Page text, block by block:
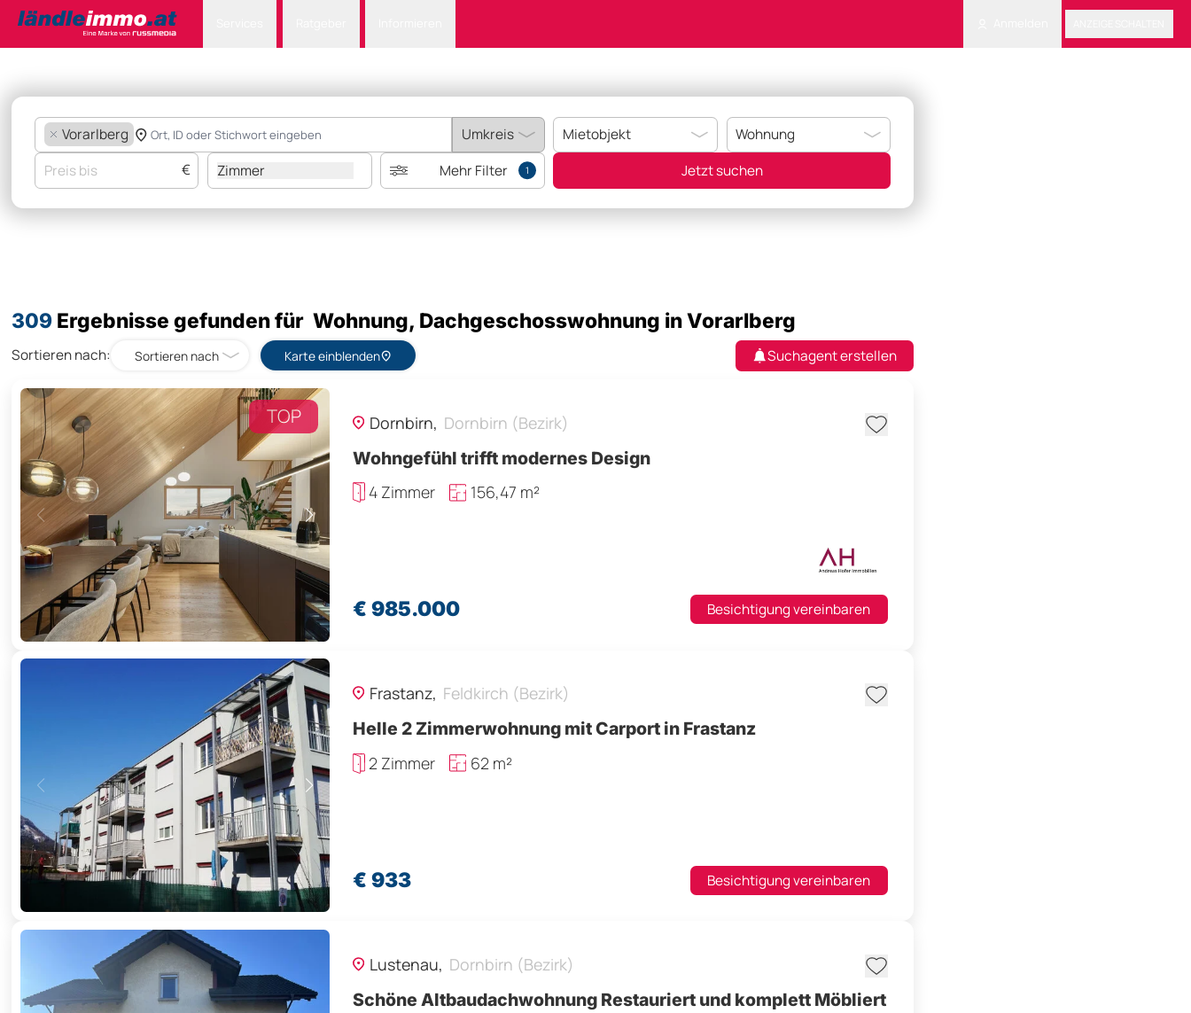
Vorarlberg
€
Zimmer Mehr Filter 1 Jetzt suchen
309 Ergebnisse gefunden für Wohnung, Dachgeschosswohnung in Vorarlberg
Sortieren nach: Sortieren nach Karte einblenden Suchagent erstellen
TOP Dornbirn, Dornbirn (Bezirk)
Wohngefühl trifft modernes Design
4 Zimmer
156,47 m²
€ 985.000 Besichtigung vereinbaren
Frastanz, Feldkirch (Bezirk)
Helle 2 Zimmerwohnung mit Carport in Frastanz
2 Zimmer
62 m²
€ 933 Besichtigung vereinbaren
Lustenau, Dornbirn (Bezirk)
Schöne Altbaudachwohnung Restauriert und komplett Möbliert